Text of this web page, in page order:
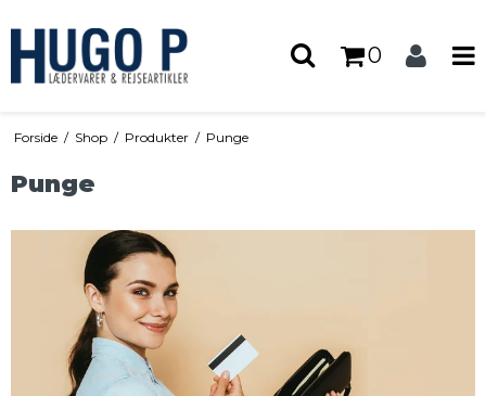
0
Forside / Shop / Produkter / Punge
Punge